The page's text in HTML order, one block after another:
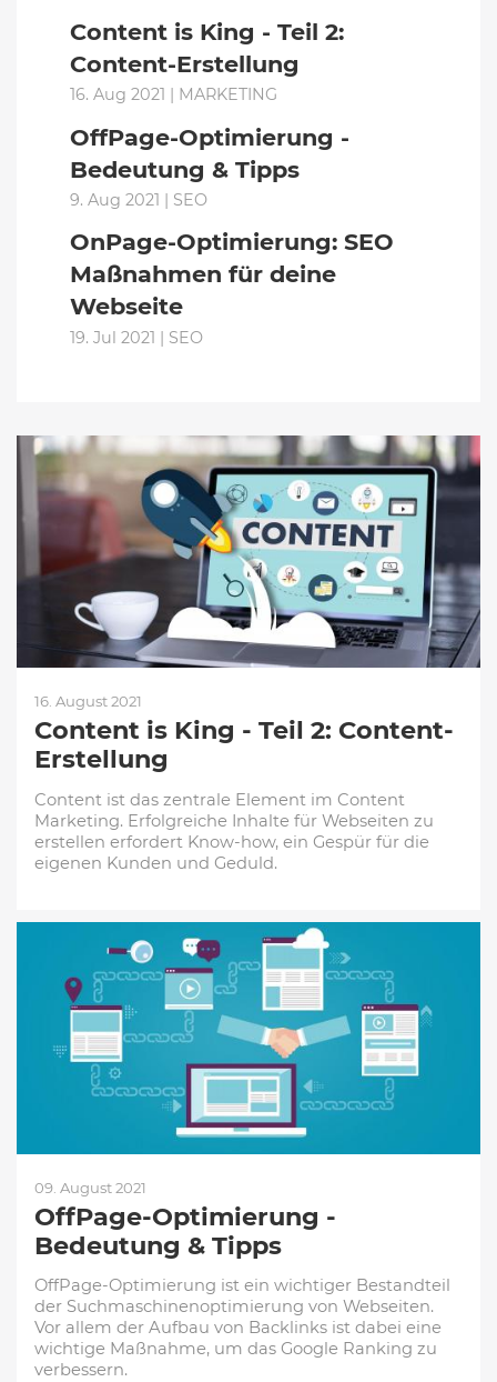
Content is King - Teil 2:
Content-Erstellung
16. Aug 2021 | MARKETING
OffPage-Optimierung -
Bedeutung & Tipps
9. Aug 2021 | SEO
OnPage-Optimierung: SEO
Maßnahmen für deine
Webseite
19. Jul 2021 | SEO
16. August 2021
Content is King - Teil 2: Content-
Erstellung
Content ist das zentrale Element im Content
Marketing. Erfolgreiche Inhalte für Webseiten zu
erstellen erfordert Know-how, ein Gespür für die
eigenen Kunden und Geduld.
09. August 2021
OffPage-Optimierung -
Bedeutung & Tipps
OffPage-Optimierung ist ein wichtiger Bestandteil
der Suchmaschinenoptimierung von Webseiten.
Vor allem der Aufbau von Backlinks ist dabei eine
wichtige Maßnahme, um das Google Ranking zu
verbessern.